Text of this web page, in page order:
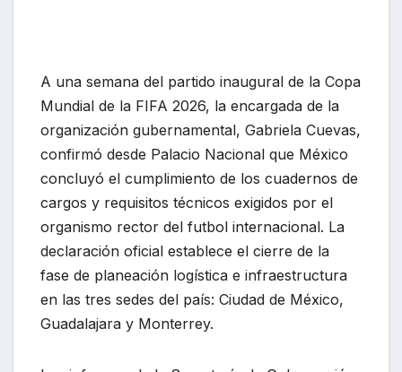
A una semana del partido inaugural de la Copa
Mundial de la FIFA 2026, la encargada de la
organización gubernamental, Gabriela Cuevas,
confirmó desde Palacio Nacional que México
concluyó el cumplimiento de los cuadernos de
cargos y requisitos técnicos exigidos por el
organismo rector del futbol internacional. La
declaración oficial establece el cierre de la
fase de planeación logística e infraestructura
en las tres sedes del país: Ciudad de México,
Guadalajara y Monterrey.